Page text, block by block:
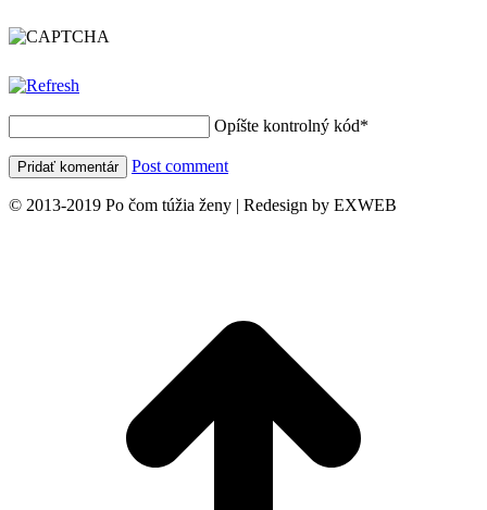
Opíšte kontrolný kód*
Post comment
© 2013-2019 Po čom túžia ženy | Redesign by EXWEB